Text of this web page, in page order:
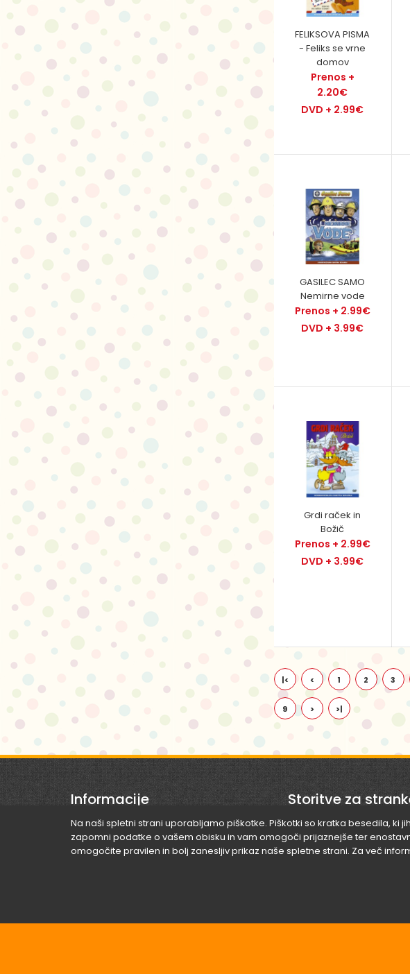
Na naši spletni strani uporabljamo piškotke. Piškotki so kratka besedila, ki
zapomni podatke o vašem obisku in vam omogoči prijaznejše ter
omogočite pravilen in bolj zanesljiv prikaz naše spletne strani. Za več
FELIKSOVA PISMA
- Feliks se vrne
domov
Prenos +
2.20€
DVD + 2.99€
GASILEC SAMO
Nemirne vode
Prenos + 2.99€
DVD + 3.99€
Grdi raček in
Božič
Prenos + 2.99€
DVD + 3.99€
|< < 1 2 3
9 > >|
Informacije
O nas
Dejavnosti Videoart d.o.o.
Storitve za
Kontakt